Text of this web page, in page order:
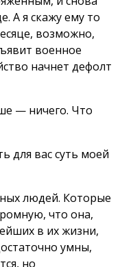
А я скажу ему то
возможно,
военное
начнет дефолт
— ничего. Что
для вас суть моей
людей. Которые
что она,
в их жизни,
умны,
но